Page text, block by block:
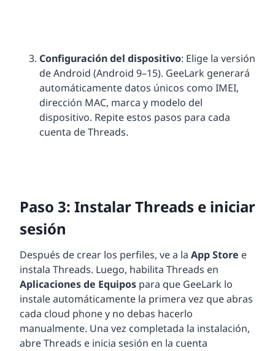
Configuración del dispositivo: Elige la versión
de Android (Android 9–15). GeeLark generará
automáticamente datos únicos como IMEI,
dirección MAC, marca y modelo del
dispositivo. Repite estos pasos para cada
cuenta de Threads.
Paso 3: Instalar Threads e iniciar
sesión
Después de crear los perfiles, ve a la App Store e
instala Threads. Luego, habilita Threads en
Aplicaciones de Equipos para que GeeLark lo
instale automáticamente la primera vez que abras
cada cloud phone y no debas hacerlo
manualmente. Una vez completada la instalación,
abre Threads e inicia sesión en la cuenta